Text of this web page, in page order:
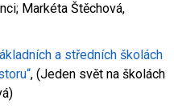
Markéta Štěchová,
a středních školách
, (Jeden svět na školách